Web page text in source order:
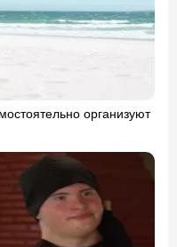
организуют